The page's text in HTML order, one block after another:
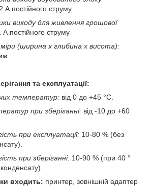
А постійного струму
виходу для живлення грошової
постійного струму
(ширина х глибина х висота):
та експлуатації:
температур: від 0 до +45 °С.
при зберіганні: від -10 до +60
при експлуатації: 10-80 % (без
при зберіганні: 10-90 % (при 40 °
входить: принтер, зовнішній адаптер